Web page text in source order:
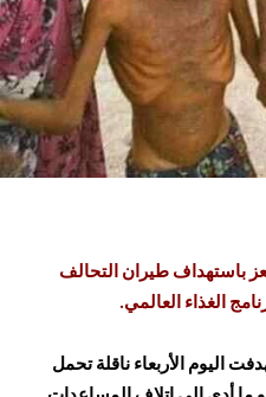
باستهداف طيران التحالف
الغذاء العالمي.
اليوم الأربعاء ناقلة تحمل